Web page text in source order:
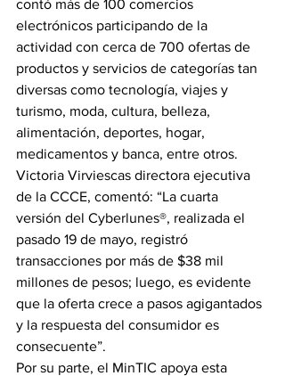
contó más de 100 comercios
electrónicos participando de la
actividad con cerca de 700 ofertas de
productos y servicios de categorías tan
diversas como tecnología, viajes y
turismo, moda, cultura, belleza,
alimentación, deportes, hogar,
medicamentos y banca, entre otros.
Victoria Virviescas directora ejecutiva
de la CCCE, comentó: “La cuarta
versión del Cyberlunes®, realizada el
pasado 19 de mayo, registró
transacciones por más de $38 mil
millones de pesos; luego, es evidente
que la oferta crece a pasos agigantados
y la respuesta del consumidor es
consecuente”.
Por su parte, el MinTIC apoya esta